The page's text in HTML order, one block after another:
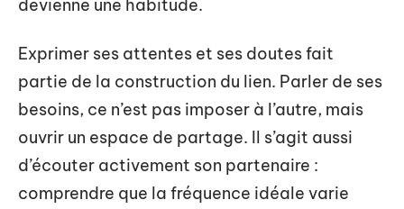
devienne une habitude.
Exprimer ses attentes et ses doutes fait
partie de la construction du lien. Parler de ses
besoins, ce n’est pas imposer à l’autre, mais
ouvrir un espace de partage. Il s’agit aussi
d’écouter activement son partenaire :
comprendre que la fréquence idéale varie